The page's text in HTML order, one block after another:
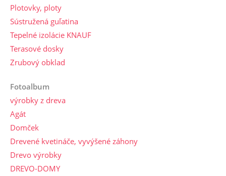
Plotovky, ploty
Sústružená guľatina
Tepelné izolácie KNAUF
Terasové dosky
Zrubový obklad
Fotoalbum
výrobky z dreva
Agát
Domček
Drevené kvetináče, vyvýšené záhony
Drevo výrobky
DREVO-DOMY